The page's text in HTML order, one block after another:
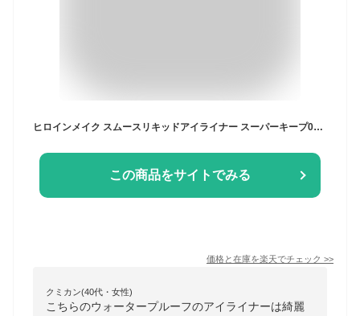
ヒロインメイク スムースリキッドアイライナー スーパーキープ02(0.4ml)【ヒロインメイク】[アイライナー ウォータープルーフ ブラウン]
この商品をサイトでみる
価格と在庫を楽天でチェック >>
クミカン(40代・女性)
こちらのウォータープルーフのアイライナーは綺麗